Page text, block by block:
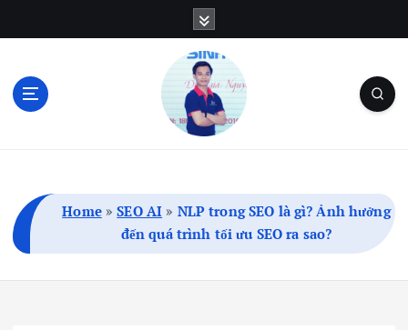
Home»SEO AI » NLP trong SEO là gì? Ảnh hưởng
đến quá trình tối ưu SEO ra sao?